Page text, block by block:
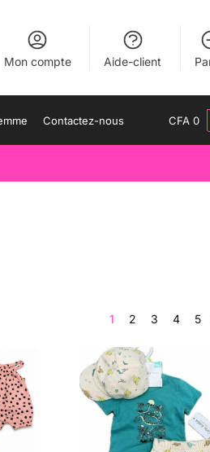
Mon compte Aide-client
Contactez-nous CFA 0
1 2 3 4 5